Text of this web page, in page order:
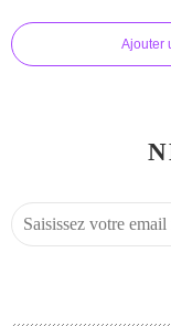
Ajouter